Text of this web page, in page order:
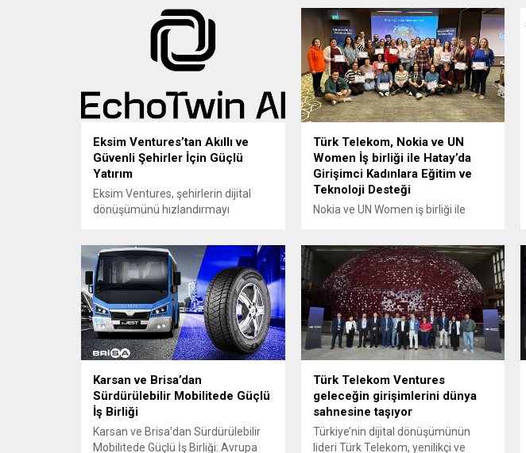
Eksim Ventures’tan Akıllı ve
Güvenli Şehirler İçin Güçlü
Yatırım
Eksim Ventures, şehirlerin dijital
dönüşümünü hızlandırmayı
EchoTwin AI’a yatırım yaptı.
Desteklenen yeni girişim EchoTwin
AI; şehirleri gerçek zamanlı “görme,
düşünme ve harekete geçme”
kabiliyetine kavuşturan
çözümleriyle altyapı yönetiminden
çevresel güvenliğe kadar geniş bir
Eksim Holding’in girişim sermayesi
yatırım...
Türk Telekom, Nokia ve UN
Women İş birliği ile Hatay’da
Girişimci Kadınlara Eğitim ve
Teknoloji Desteği
Nokia ve UN Women iş birliği ile
geliştirmek üzere yürütülen küresel
programın Türkiye’de
gerçekleştirilen ayağına Türk
Telekom, teknoloji ve eğitim desteği
ile dahil oldu. “Girişimcilik İçin
Harekete Geç” adıyla Hatay’da
düzenlenen program kapsamında,
girişimcilere finansal okuryazarlık
ve dijital pazarlama konularında...
Karsan ve Brisa’dan
Sürdürülebilir Mobilitede Güçlü
İş Birliği
Karsan ve Brisa’dan Sürdürülebilir
Mobilitede Güçlü İş Birliği: Avrupa
Türk Telekom Ventures
geleceğin girişimlerini dünya
sahnesine taşıyor
Türkiye’nin dijital dönüşümünün
lideri Türk Telekom, yenilikçi ve